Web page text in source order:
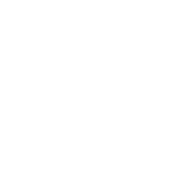
nur in dem Umfang, in dem
ausdrücklich zulässt;
der Software an Dritte;
auf irgendeine Art, die
ist.
eine Archivierung oder
Kopie der Software auf nur
Ihre Serviceberechtigung
Dokumentation des